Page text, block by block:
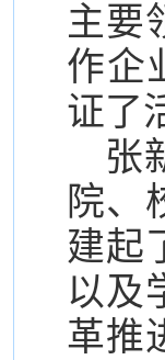
主要
作企
证了
张
院、
建起
以及
革推